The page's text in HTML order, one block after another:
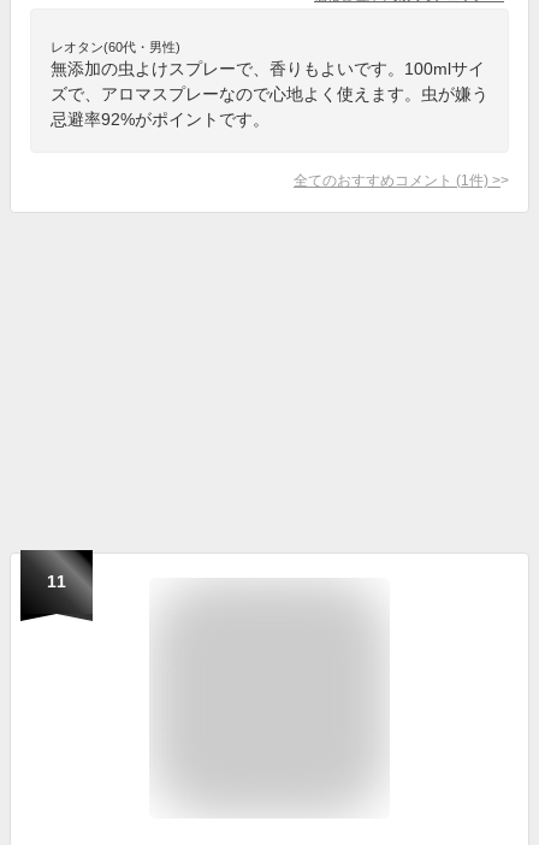
レオタン(60代・男性)
無添加の虫よけスプレーで、香りもよいです。100mlサイ
ズで、アロマスプレーなので心地よく使えます。虫が嫌う
忌避率92%がポイントです。
全てのおすすめコメント (1 件) >
11